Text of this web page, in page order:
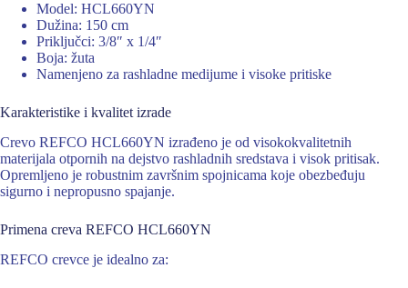
Model: HCL660YN
Dužina: 150 cm
Priključci: 3/8″ x 1/4″
Boja: žuta
Namenjeno za rashladne medijume i visoke pritiske
Karakteristike i kvalitet izrade
Crevo REFCO HCL660YN izrađeno je od visokokvalitetnih
materijala otpornih na dejstvo rashladnih sredstava i visok pritisak.
Opremljeno je robustnim završnim spojnicama koje obezbeđuju
sigurno i nepropusno spajanje.
Primena creva REFCO HCL660YN
REFCO crevce je idealno za: